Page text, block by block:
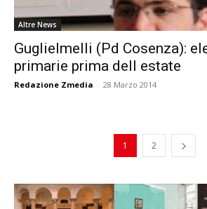
Altre News
Guglielmelli (Pd Cosenza):
primarie prima dell estate
Redazione Zmedia - 28 Marzo 2014
1 2